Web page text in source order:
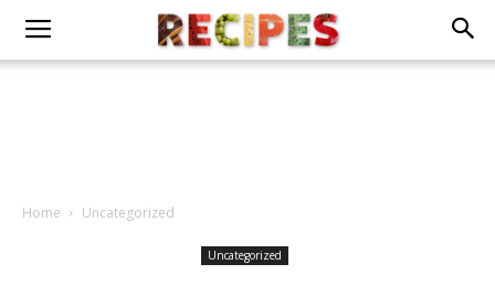
Home Uncategorized
Uncategorized